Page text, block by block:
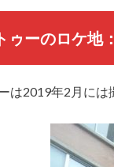
ゥーのロケ地
は2019年2月には